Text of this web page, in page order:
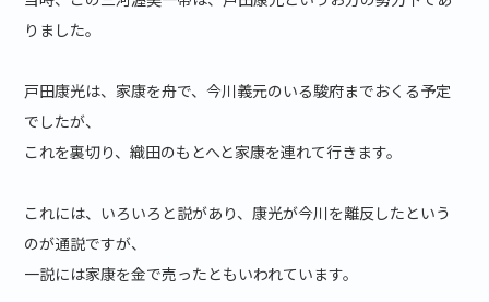
りました。
戸田康光は、家康を舟で、今川義元のいる駿府までおくる予定
でしたが、
これを裏切り、織田のもとへと家康を連れて行きます。
これには、いろいろと説があり、康光が今川を離反したという
のが通説ですが、
一説には家康を金で売ったともいわれています。